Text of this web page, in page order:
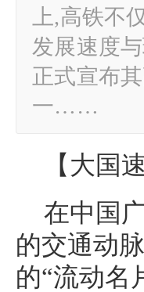
上,高铁不
发展速度
正式宣布
一……
【大国
在中国
的交通动
的“流动名